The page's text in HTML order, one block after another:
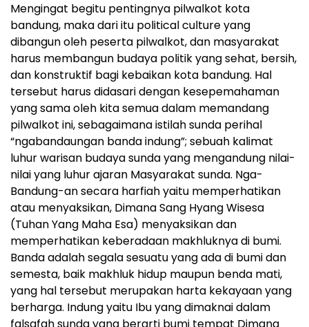
Mengingat begitu pentingnya pilwalkot kota
bandung, maka dari itu political culture yang
dibangun oleh peserta pilwalkot, dan masyarakat
harus membangun budaya politik yang sehat, bersih,
dan konstruktif bagi kebaikan kota bandung. Hal
tersebut harus didasari dengan kesepemahaman
yang sama oleh kita semua dalam memandang
pilwalkot ini, sebagaimana istilah sunda perihal
“ngabandaungan banda indung”; sebuah kalimat
luhur warisan budaya sunda yang mengandung nilai-
nilai yang luhur ajaran Masyarakat sunda. Nga-
Bandung-an secara harfiah yaitu memperhatikan
atau menyaksikan, Dimana Sang Hyang Wisesa
(Tuhan Yang Maha Esa) menyaksikan dan
memperhatikan keberadaan makhluknya di bumi.
Banda adalah segala sesuatu yang ada di bumi dan
semesta, baik makhluk hidup maupun benda mati,
yang hal tersebut merupakan harta kekayaan yang
berharga. Indung yaitu Ibu yang dimaknai dalam